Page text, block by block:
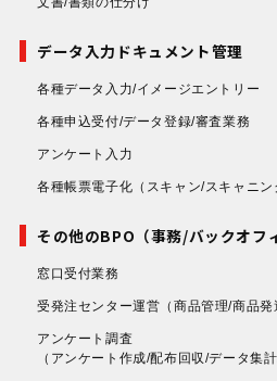
データ入力ドキュメント管理
各種データ入力/イメージエントリー
各種申込受付/データ登録/審査業務
アンケート入力
各種帳票電子化 （スキャン/スキャニン
その他のBPO（事務/バックオフ
窓口受付業務
受発注センター運営 （商品管理/商品発
アンケート調査
（アンケート作成/配布回収/データ集